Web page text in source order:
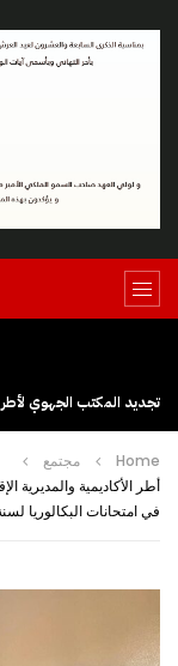
Home
مجتمع
أطر الأكاديمية والمديرية
في امتحانات البكالوريا لسنة 2023 على صعيد جهة كلميم